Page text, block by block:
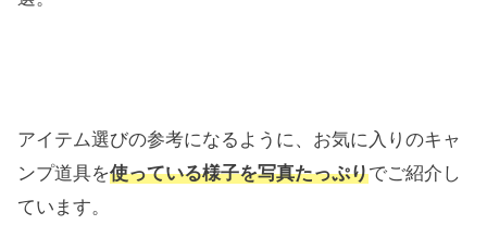
アイテム選びの参考になるように、お気に入りのキャ
ンプ道具を使っている様子を写真たっぷりでご紹介し
ています。